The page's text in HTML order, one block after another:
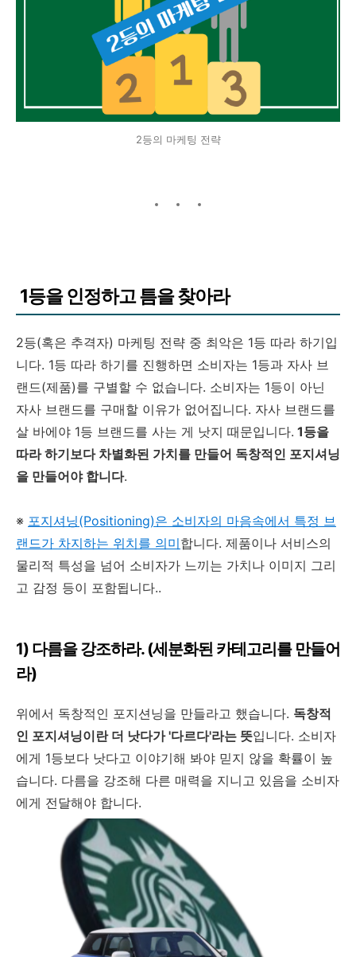
2등의 마케팅 전략
1등을 인정하고 틈을 찾아라
2등(혹은 추격자) 마케팅 전략 중 최악은 1등 따라 하기입
니다. 1등 따라 하기를 진행하면 소비자는 1등과 자사 브
랜드(제품)를 구별할 수 없습니다. 소비자는 1등이 아닌
자사 브랜드를 구매할 이유가 없어집니다. 자사 브랜드를
살 바에야 1등 브랜드를 사는 게 낫지 때문입니다. 1등을
따라 하기보다 차별화된 가치를 만들어 독창적인 포지셔닝
을 만들어야 합니다.
※ 포지셔닝(Positioning)은 소비자의 마음속에서 특정 브
랜드가 차지하는 위치를 의미합니다. 제품이나 서비스의
물리적 특성을 넘어 소비자가 느끼는 가치나 이미지 그리
고 감정 등이 포함됩니다..
1) 다름을 강조하라. (세분화된 카테고리를 만들어
라)
위에서 독창적인 포지션닝을 만들라고 했습니다. 독창적
인 포지셔닝이란 더 낫다가 '다르다'라는 뜻입니다. 소비자
에게 1등보다 낫다고 이야기해 봐야 믿지 않을 확률이 높
습니다. 다름을 강조해 다른 매력을 지니고 있음을 소비자
에게 전달해야 합니다.